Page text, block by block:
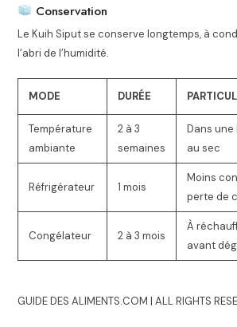
Conservation
Le Kuih Siput se conserve longtemps, à
l’abri de l’humidité.
MODE DURÉE
Température
ambiante
2 à 3
semaines
Dans
au sec
Réfrigérateur 1 mois
Moins
perte de
Congélateur 2 à 3 mois
À
avant
GUIDE DES ALIMENTS.COM | ALL RIGHTS